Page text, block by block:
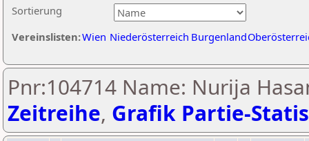
Sortierung
Vereinslisten:Wien Niederösterreich Burgenland
Pnr:104714 Name: Nurija
Zeitreihe, Grafik Partie-